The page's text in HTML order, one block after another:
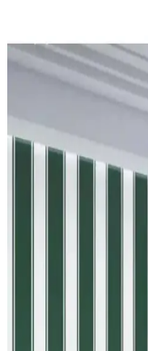
eğlence alanlarına
çok yönlü
Frapan Home 4
Karşılaştırması
İki Frapan Home 4
malzeme, montaj ve
pratiklik açısından
Balkon Perdesi
mekan kullanımı için